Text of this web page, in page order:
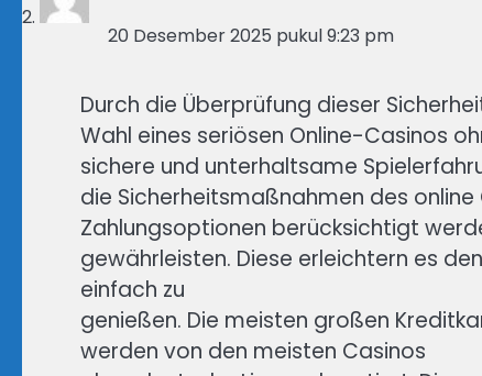
20 Desember 2025 pukul 9:23 pm
Durch die Überprüfung dieser
Wahl eines seriösen Online-Casinos
sichere und unterhaltsame
die Sicherheitsmaßnahmen des
Zahlungsoptionen berücksichtigt
gewährleisten. Diese erleichtern es
einfach zu
genießen. Die meisten großen
werden von den meisten Casinos